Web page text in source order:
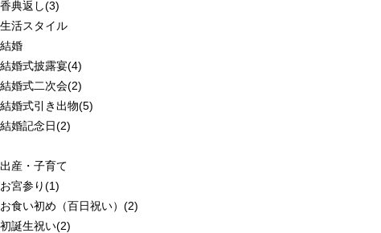
香典返し(3)
生活スタイル
結婚
結婚式披露宴(4)
結婚式二次会(2)
結婚式引き出物(5)
結婚記念日(2)
出産・子育て
お宮参り(1)
お食い初め（百日祝い）(2)
初誕生祝い(2)